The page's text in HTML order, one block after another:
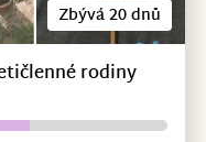
Zbývá 20 dnů
rodiny